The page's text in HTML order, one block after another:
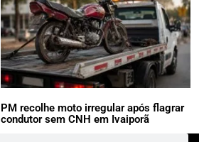
PM recolhe moto irregular após flagrar
condutor sem CNH em Ivaiporã